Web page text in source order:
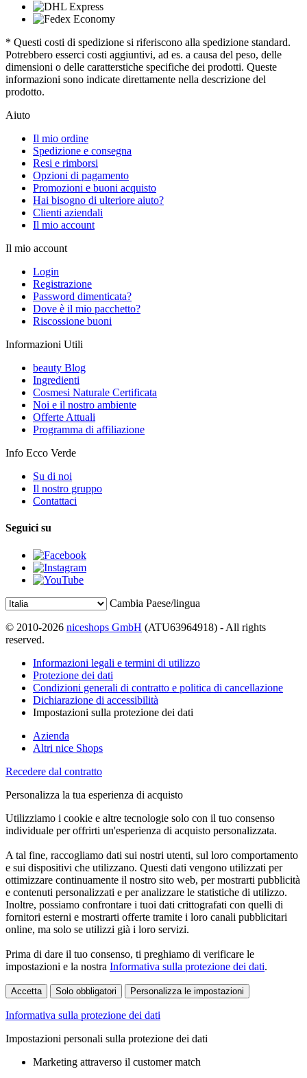
* Questi costi di spedizione si riferiscono alla spedizione standard.
Potrebbero esserci costi aggiuntivi, ad es. a causa del peso, delle
dimensioni o delle caratterstiche specifiche dei prodotti. Queste
informazioni sono indicate direttamente nella descrizione del
prodotto.
Aiuto
Il mio ordine
Spedizione e consegna
Resi e rimborsi
Opzioni di pagamento
Promozioni e buoni acquisto
Hai bisogno di ulteriore aiuto?
Clienti aziendali
Il mio account
Il mio account
Login
Registrazione
Password dimenticata?
Dove è il mio pacchetto?
Riscossione buoni
Informazioni Utili
beauty Blog
Ingredienti
Cosmesi Naturale Certificata
Noi e il nostro ambiente
Offerte Attuali
Programma di affiliazione
Info Ecco Verde
Su di noi
Il nostro gruppo
Contattaci
Seguici su
Cambia Paese/lingua
© 2010-2026 niceshops GmbH (ATU63964918) - All rights
reserved.
Informazioni legali e termini di utilizzo
Protezione dei dati
Condizioni generali di contratto e politica di cancellazione
Dichiarazione di accessibilità
Impostazioni sulla protezione dei dati
Azienda
Altri nice Shops
Recedere dal contratto
Personalizza la tua esperienza di acquisto
Utilizziamo i cookie e altre tecnologie solo con il tuo consenso
individuale per offrirti un'esperienza di acquisto personalizzata.
A tal fine, raccogliamo dati sui nostri utenti, sul loro comportamento
e sui dispositivi che utilizzano. Questi dati vengono utilizzati per
ottimizzare continuamente il nostro sito web, per mostrarti pubblicità
e contenuti personalizzati e per analizzare le statistiche di utilizzo.
Inoltre, possiamo confrontare i tuoi dati crittografati con quelli di
fornitori esterni e mostrarti offerte tramite i loro canali pubblicitari
online, ma solo se utilizzi già i loro servizi.
Prima di dare il tuo consenso, ti preghiamo di verificare le
impostazioni e la nostra Informativa sulla protezione dei dati.
Accetta Solo obbligatori Personalizza le impostazioni
Informativa sulla protezione dei dati
Impostazioni personali sulla protezione dei dati
Marketing attraverso il customer match